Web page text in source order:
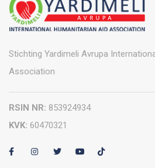
Stichting Yardimeli Avrupa
Association
RSIN NR: 853924934
KVK: 60470321